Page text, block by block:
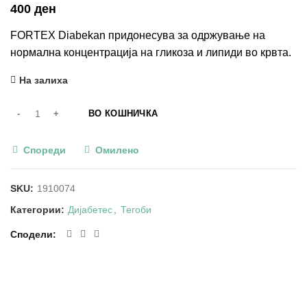
ден
FORTEX Diabekan придонесува за одржување на
нормална концентрација на гликоза и липиди во крвта.
На залиха
ВО КОШНИЧКА
Спореди Омилено
SKU: 1910074
Категории: Дијабетес, Тегоби
Сподели